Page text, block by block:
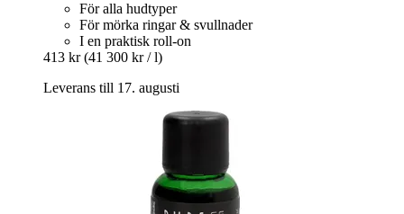
För alla hudtyper
För mörka ringar & svullnader
I en praktisk roll-on
413 kr (41 300 kr / l)
Leverans till 17. augusti